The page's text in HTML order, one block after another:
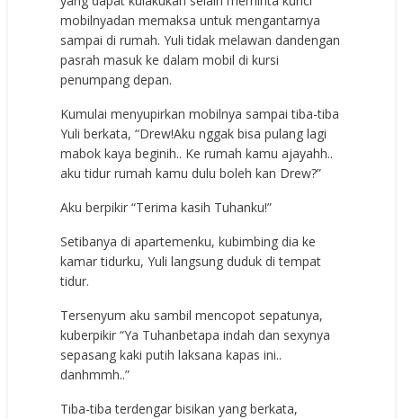
mobilnyadan memaksa untuk mengantarnya
sampai di rumah. Yuli tidak melawan dandengan
pasrah masuk ke dalam mobil di kursi
penumpang depan.
Kumulai menyupirkan mobilnya sampai tiba-tiba
Yuli berkata, “Drew!Aku nggak bisa pulang lagi
mabok kaya beginih.. Ke rumah kamu ajayahh..
aku tidur rumah kamu dulu boleh kan Drew?”
Aku berpikir “Terima kasih Tuhanku!”
Setibanya di apartemenku, kubimbing dia ke
kamar tidurku, Yuli langsung duduk di tempat
tidur.
Tersenyum aku sambil mencopot sepatunya,
kuberpikir “Ya Tuhanbetapa indah dan sexynya
sepasang kaki putih laksana kapas ini..
danhmmh..”
Tiba-tiba terdengar bisikan yang berkata,